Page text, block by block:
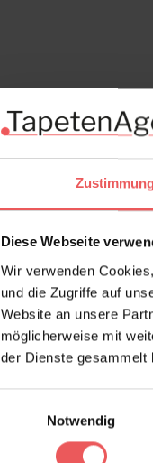
Zustimmung
Diese Webseite
Wir verwenden
und die Zugriffe auf
Website an unsere
möglicherweise mit
der Dienste gesammelt
Notwendig